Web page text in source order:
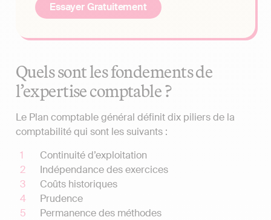
Essayer Gratuitement
Quels sont les fondements de
l’expertise comptable ?
Le Plan comptable général définit dix piliers de la
comptabilité qui sont les suivants :
Continuité d’exploitation
Indépendance des exercices
Coûts historiques
Prudence
Permanence des méthodes